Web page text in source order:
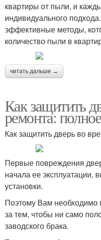
квартиры от пыли, и
индивидуального
эффективные методы,
количество пыли в
читать дальше →
Как защитить
ремонта:
Как защитить дверь во
Первые повреждения
начала ее эксплуатации,
установки.
Поэтому Вам необходимо
за тем, чтобы ни само
заводского брака.